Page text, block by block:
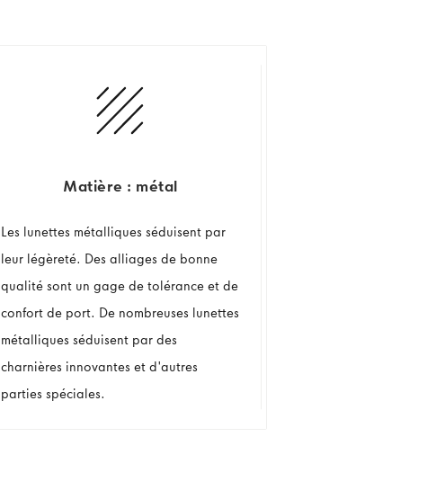
Matière : métal
Les lunettes métalliques séduisent par
leur légèreté. Des alliages de bonne
qualité sont un gage de tolérance et de
confort de port. De nombreuses lunettes
métalliques séduisent par des
charnières innovantes et d'autres
parties spéciales.